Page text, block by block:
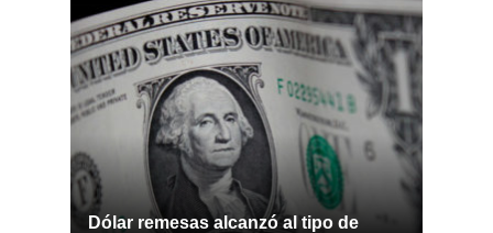
Dólar remesas alcanzó al tipo de